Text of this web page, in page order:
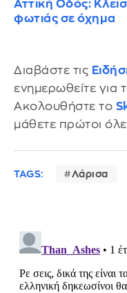
Αττική Οδός:
φωτιάς σε όχημα
Διαβάστε τις
ενημερωθείτε για
Ακολουθήστε το
μάθετε πρώτοι
TAGS: Λάρισα